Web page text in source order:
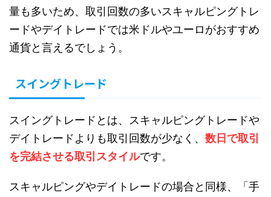
量も多いため、取引回数の多いスキャルピングトレ
ードやデイトレードでは米ドルやユーロがおすすめ
通貨と言えるでしょう。
スイングトレード
スイングトレードとは、スキャルピングトレードや
デイトレードよりも取引回数が少なく、 数日で取引
を完結させる取引スタイルです。
スキャルピングやデイトレードの場合と同様、「手